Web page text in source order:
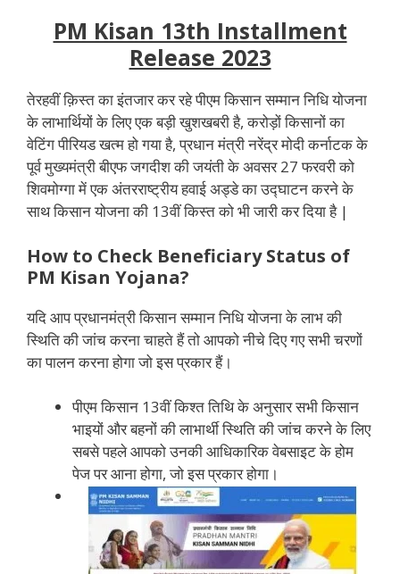
PM Kisan 13th Installment
Release 2023
तेरहवीं क़िस्त का इंतजार कर रहे पीएम किसान सम्मान निधि योजना
के लाभार्थियों के लिए एक बड़ी खुशखबरी है, करोड़ों किसानों का
वेटिंग पीरियड खत्म हो गया है, प्रधान मंत्री नरेंद्र मोदी कर्नाटक के
पूर्व मुख्यमंत्री बीएफ जगदीश की जयंती के अवसर 27 फरवरी को
शिवमोग्गा में एक अंतरराष्ट्रीय हवाई अड्डे का उद्घाटन करने के
साथ किसान योजना की 13वीं किस्त को भी जारी कर दिया है |
How to Check Beneficiary Status of
PM Kisan Yojana?
यदि आप प्रधानमंत्री किसान सम्मान निधि योजना के लाभ की
स्थिति की जांच करना चाहते हैं तो आपको नीचे दिए गए सभी चरणों
का पालन करना होगा जो इस प्रकार हैं।
पीएम किसान 13वीं किश्त तिथि के अनुसार सभी किसान
भाइयों और बहनों की लाभार्थी स्थिति की जांच करने के लिए
सबसे पहले आपको उनकी आधिकारिक वेबसाइट के होम
पेज पर आना होगा, जो इस प्रकार होगा।